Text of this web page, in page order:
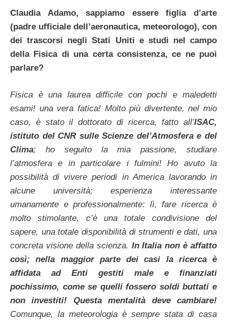
Claudia Adamo, sappiamo essere figlia d’arte
(padre ufficiale dell’aeronautica, meteorologo), con
dei trascorsi negli Stati Uniti e studi nel campo
della Fisica di una certa consistenza, ce ne puoi
parlare?
Fisica è una laurea difficile con pochi e maledetti
esami! una vera fatica! Molto più divertente, nel mio
caso, è stato il dottorato di ricerca, fatto all’ISAC,
istituto del CNR sulle Scienze del’Atmosfera e del
Clima; ho seguito la mia passione, studiare
l’atmosfera e in particolare i fulmini! Ho avuto la
possibilità di vivere periodi in America lavorando in
alcune università; esperienza interessante
umanamente e professionalmente: lì, fare ricerca è
molto stimolante, c’è una totale condivisione del
sapere, una totale disponibilità di strumenti e dati, una
concreta visione della scienza. In Italia non è affatto
così; nella maggior parte dei casi la ricerca è
affidata ad Enti gestiti male e finanziati
pochissimo, come se quelli fossero soldi buttati e
non investiti! Questa mentalità deve cambiare!
Comunque, la meteorologia è sempre stata di casa